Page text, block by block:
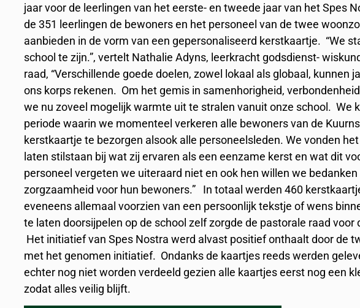
jaar voor de leerlingen van het eerste- en tweede jaar van het Spes
de 351 leerlingen de bewoners en het personeel van de twee
aanbieden in de vorm van een gepersonaliseerd kerstkaartje. “We
school te zijn.”, vertelt Nathalie Adyns, leerkracht godsdienst-
raad, “Verschillende goede doelen, zowel lokaal als globaal, kunnen
ons korps rekenen. Om het gemis in samenhorigheid,
we nu zoveel mogelijk warmte uit te stralen vanuit onze school. We
periode waarin we momenteel verkeren alle bewoners van de
kerstkaartje te bezorgen alsook alle personeelsleden. We vonden
laten stilstaan bij wat zij ervaren als een eenzame kerst en wat dit
personeel vergeten we uiteraard niet en ook hen willen we
zorgzaamheid voor hun bewoners.” In totaal werden 460
eveneens allemaal voorzien van een persoonlijk tekstje of wens
te laten doorsijpelen op de school zelf zorgde de pastorale raad
Het initiatief van Spes Nostra werd alvast positief onthaalt door de
met het genomen initiatief. Ondanks de kaartjes reeds werden
echter nog niet worden verdeeld gezien alle kaartjes eerst nog een
zodat alles veilig blijft.